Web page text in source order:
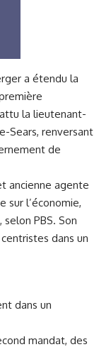
a étendu la
la lieutenant-
Sears, renversant
de
ancienne agente
sur l’économie,
PBS. Son
dans un
dans un
mandat, des